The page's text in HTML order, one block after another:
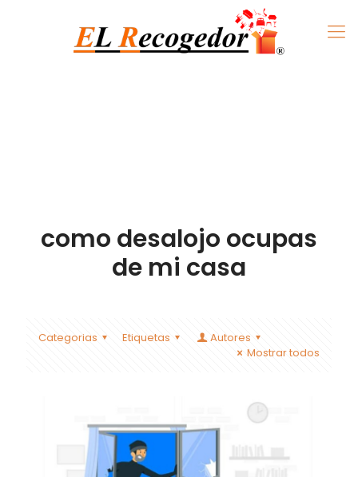
como desalojo ocupas
de mi casa
Categorias Etiquetas
Autores
Mostrar todos